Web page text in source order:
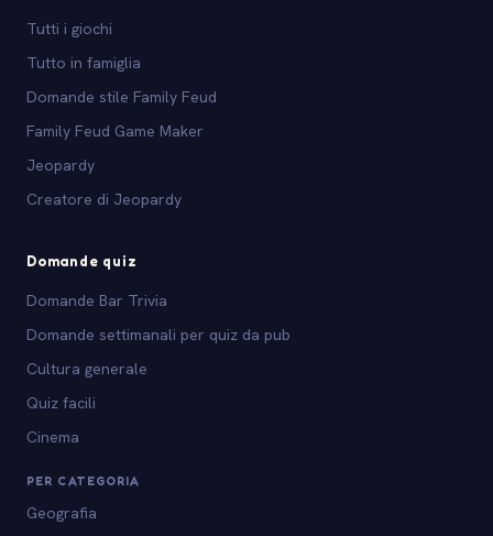
Tutti i giochi
Tutto in famiglia
Domande stile Family Feud
Family Feud Game Maker
Jeopardy
Creatore di Jeopardy
Domande quiz
Domande Bar Trivia
Domande settimanali per quiz da pub
Cultura generale
Quiz facili
Cinema
PER CATEGORIA
Geografia